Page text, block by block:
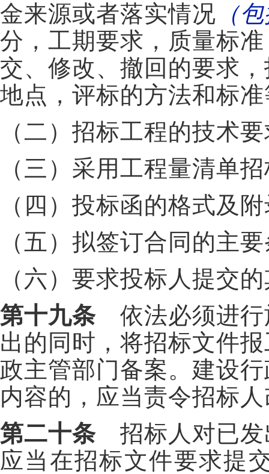
金来源或者落实情况 （
分，工期要求，质量标
交、修改、撤回的要求
地点，评标的方法和标
（二）招标工程的技术
（三）采用工程量清单
（四）投标函的格式及
（五）拟签订合同的主
（六）要求投标人提交
第十九条 依法必须进行
出的同时，将招标文件
政主管部门备案。建设
内容的，应当责令招标
第二十条 招标人对已发
应当在招标文件要求提